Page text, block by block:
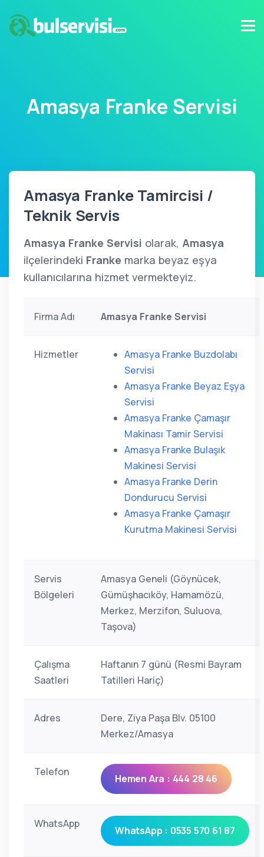
Amasya Franke Servisi
Amasya Franke Tamircisi /
Teknik Servis
Amasya Franke Servisi olarak, Amasya
ilçelerindeki Franke marka beyaz eşya
kullanıcılarına hizmet vermekteyiz.
Firma Adı Amasya Franke Servisi
Hizmetler
Amasya Franke Buzdolabı
Servisi
Amasya Franke Beyaz Eşya
Servisi
Amasya Franke Çamaşır
Makinası Tamir Servisi
Amasya Franke Bulaşık
Makinesi Servisi
Amasya Franke Derin
Dondurucu Servisi
Amasya Franke Çamaşır
Kurutma Makinesi Servisi
Servis
Bölgeleri
Amasya Geneli (Göynücek,
Gümüşhacıköy, Hamamözü,
Merkez, Merzifon, Suluova,
Taşova)
Çalışma
Saatleri
Haftanın 7 günü (Resmi Bayram
Tatilleri Hariç)
Adres
Dere, Ziya Paşa Blv. 05100
Merkez/Amasya
Telefon
Hemen Ara : 444 28 46
WhatsApp
WhatsApp : 0535 570 61 87